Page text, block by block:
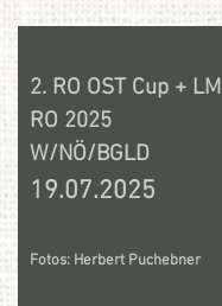
2. RO OST Cup + LM
RO 2025
W/NÖ/BGLD
19.07.2025
Fotos: Herbert Puchebner